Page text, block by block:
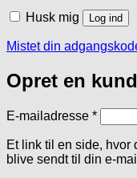
Husk mig Log ind
Mistet din
Opret en
E-mailadresse *
Et link til en side, hvor
blive sendt til din e-